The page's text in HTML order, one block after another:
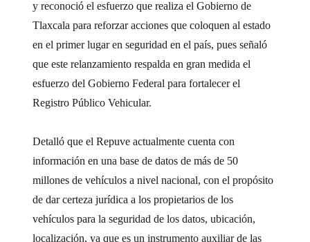
y reconoció el esfuerzo que realiza el Gobierno de
Tlaxcala para reforzar acciones que coloquen al estado
en el primer lugar en seguridad en el país, pues señaló
que este relanzamiento respalda en gran medida el
esfuerzo del Gobierno Federal para fortalecer el
Registro Público Vehicular.
Detalló que el Repuve actualmente cuenta con
información en una base de datos de más de 50
millones de vehículos a nivel nacional, con el propósito
de dar certeza jurídica a los propietarios de los
vehículos para la seguridad de los datos, ubicación,
localización, ya que es un instrumento auxiliar de las